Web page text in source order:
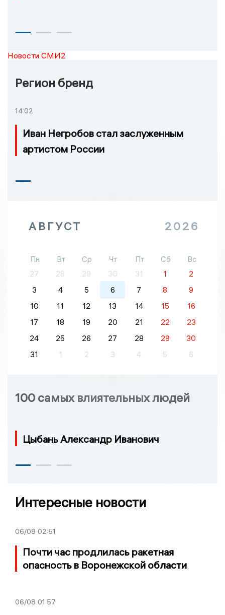
Новости СМИ2
Регион бренд
14:02
Иван Негробов стал заслуженным
артистом России
АВГУСТ 2026
Пн Вт Ср Чт Пт Сб
Вс
27
28 29 30 31 1
2
3
4 5 6 7 8
9
10
11 12 13 14 15
16
17
18 19 20 21 22
23
24
25 26 27 28 29
30
31
1 2 3 4 5 6
100 самых влиятельных людей
Цыбань Александр Иванович
Интересные новости
06/08 02:51
Почти час продлилась ракетная
опасность в Воронежской области
06/08 01:57